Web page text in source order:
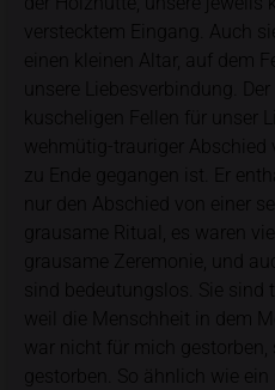
verstecktem Eingang. Auch
einen kleinen Altar, auf dem
unsere Liebesverbindung.
kuscheligen Fellen für unser
wehmütig-trauriger Abschied
zu Ende gegangen ist. Er
nur den Abschied von einer
grausame Ritual, es waren
grausame Zeremonie, und
sind bedeutungslos. Sie sind
weil die Menschheit in dem
war nicht für mich gestorben,
gestorben. So ähnlich wie